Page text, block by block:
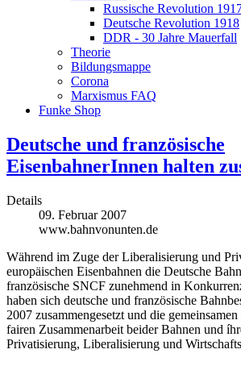
Russische Revolution
Deutsche Revolution 1918
DDR - 30 Jahre Mauerfall
Theorie
Bildungsmappe
Corona
Marxismus FAQ
Funke Shop
Deutsche und französische
EisenbahnerInnen halten
Details
09. Februar 2007
www.bahnvonunten.de
Während im Zuge der Liberalisierung und
europäischen Eisenbahnen die Deutsche
französische SNCF zunehmend in
haben sich deutsche und französische
2007 zusammengesetzt und die
fairen Zusammenarbeit beider Bahnen und
Privatisierung, Liberalisierung und